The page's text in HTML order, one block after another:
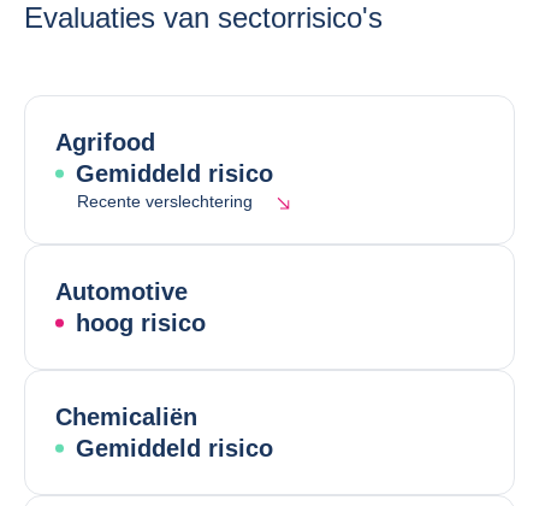
Evaluaties van sectorrisico's
Agrifood
Gemiddeld risico
Recente verslechtering
Automotive
hoog risico
Chemicaliën
Gemiddeld risico